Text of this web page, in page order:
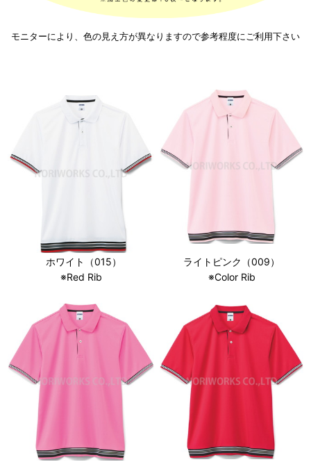
モニターにより、色の見え方が異なりますので参考程度にご利用下さい
ホワイト（015）
※Red Rib
ライトピンク（009）
※Color Rib